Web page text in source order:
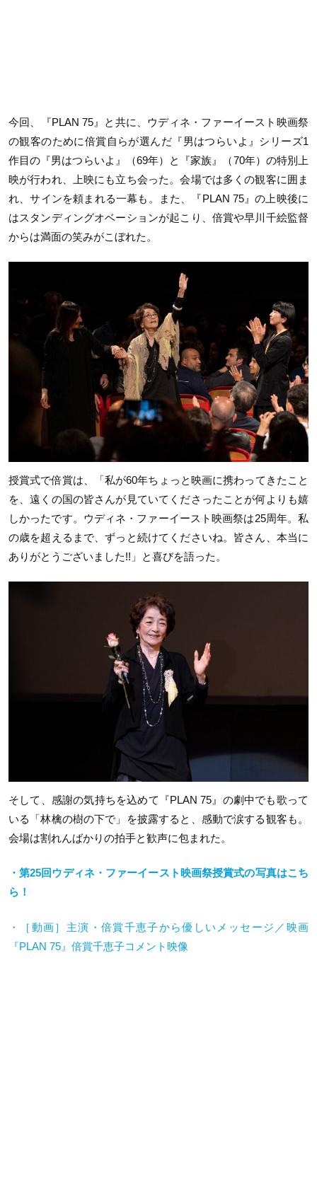
今回、『PLAN 75 』と共に、ウディネ・ファーイースト映画祭
の観客のために倍賞自らが選んだ『男はつらいよ』シリーズ1
作目の『男はつらいよ』（69年）と『家族』（70年）の特別上
映が行われ、上映にも立ち会った。会場では多くの観客に囲ま
れ、サインを頼まれる一幕も。また、『PLAN 75』の上映後に
はスタンディングオベーションが起こり、倍賞や早川千絵監督
からは満面の笑みがこぼれた。
授賞式で倍賞は、「私が60年ちょっと映画に携わってきたこと
を、遠くの国の皆さんが見ていてくださったことが何よりも嬉
しかったです。ウディネ・ファーイースト映画祭は25周年。私
の歳を超えるまで、ずっと続けてくださいね。皆さん、本当に
ありがとうございました!! 」と喜びを語った。
そして、感謝の気持ちを込めて『PLAN 75 』の劇中でも歌って
いる「林檎の樹の下で」を披露すると、感動で涙する観客も。
会場は割れんばかりの拍手と歓声に包まれた。
・第25回ウディネ・ファーイースト映画祭授賞式の写真はこち
ら！
・［動画］主演・倍賞千恵子から優しいメッセージ／映画
『PLAN 75 』倍賞千恵子コメント映像